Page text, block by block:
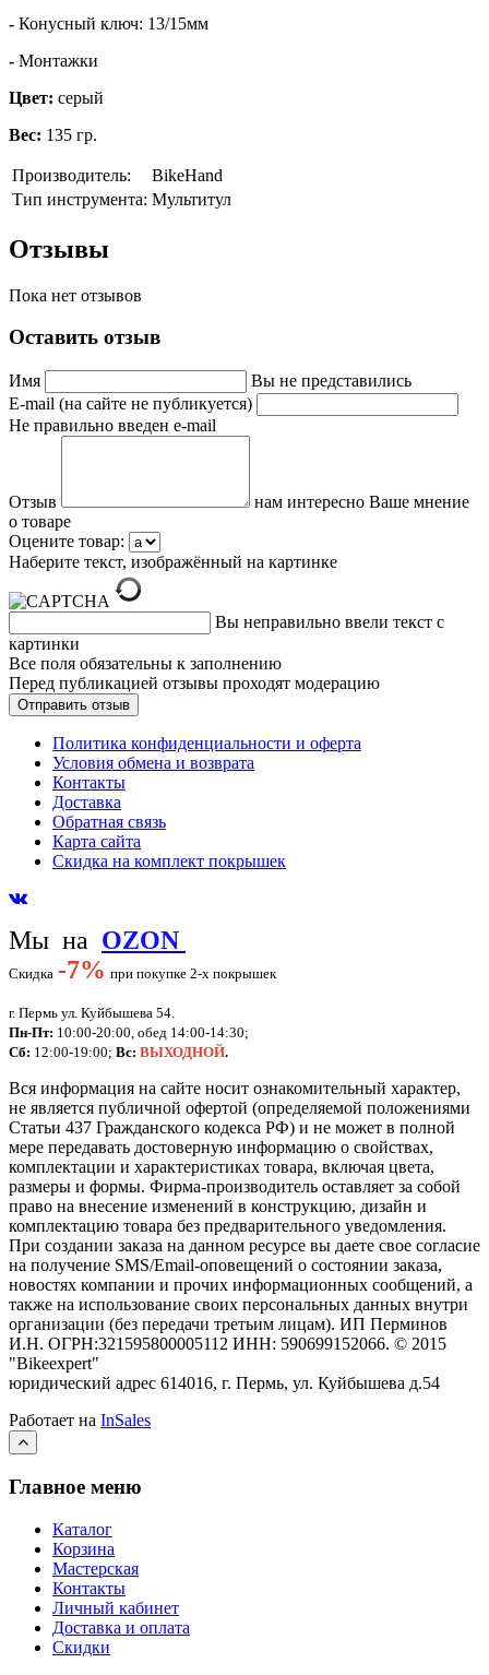
- Конусный ключ: 13/15мм
- Монтажки
Цвет: серый
Вес: 135 гр.
Производитель:
BikeHand
Тип инструмента: Мультитул
Отзывы
Пока нет отзывов
Оставить отзыв
Имя
Вы не представились
E-mail (на сайте не публикуется)
Не правильно введен e-mail
Отзыв
нам интересно Ваше мнение
о товаре
Оцените товар:
Наберите текст, изображённый на картинке
Вы неправильно ввели текст с
картинки
Все поля обязательны к заполнению
Перед публикацией отзывы проходят модерацию
Политика конфиденциальности и оферта
Условия обмена и возврата
Контакты
Доставка
Обратная связь
Карта сайта
Скидка на комплект покрышек
Мы на OZON
Скидка -7% при покупке 2-х покрышек
г. Пермь ул. Куйбышева 54.
Пн-Пт: 10:00-20:00, обед 14:00-14:30;
Сб: 12:00-19:00; Вс: ВЫХОДНОЙ.
Вся информация на сайте носит ознакомительный характер,
не является публичной офертой (определяемой положениями
Статьи 437 Гражданского кодекса РФ) и не может в полной
мере передавать достоверную информацию о свойствах,
комплектации и характеристиках товара, включая цвета,
размеры и формы. Фирма-производитель оставляет за собой
право на внесение изменений в конструкцию, дизайн и
комплектацию товара без предварительного уведомления.
При создании заказа на данном ресурсе вы даете свое согласие
на получение SMS/Email-оповещений о состоянии заказа,
новостях компании и прочих информационных сообщений, а
также на использование своих персональных данных внутри
организации (без передачи третьим лицам). ИП Перминов
И.Н. ОГРН:321595800005112 ИНН: 590699152066. © 2015
"Bikeexpert"
юридический адрес 614016, г. Пермь, ул. Куйбышева д.54
Работает на InSales
Главное меню
Каталог
Корзина
Мастерская
Контакты
Личный кабинет
Доставка и оплата
Скидки